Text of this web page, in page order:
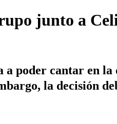
junto a
poder cantar en
la decisión